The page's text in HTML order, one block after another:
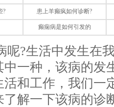
? 患上羊癫疯如何诊断?
癫痫病是如何引发的
呢?生活中发生在
中一种，该病的发
和工作，我们一
解一下该病的诊